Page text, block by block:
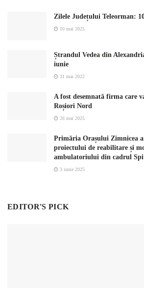
Zilele Județului Teleorman:
10 mai 2025
Ștrandul Vedea din
iunie
31 mai 2022
A fost desemnată firma care
Roșiori Nord
26 mai 2025
Primăria Orașului Zimnicea
proiectului de reabilitare și
ambulatoriului din cadrul
3 iunie 2025
EDITOR'S PICK